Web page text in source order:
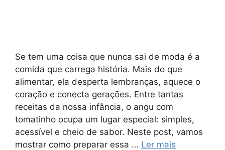
Se tem uma coisa que nunca sai de moda é a
comida que carrega história. Mais do que
alimentar, ela desperta lembranças, aquece o
coração e conecta gerações. Entre tantas
receitas da nossa infância, o angu com
tomatinho ocupa um lugar especial: simples,
acessível e cheio de sabor. Neste post, vamos
mostrar como preparar essa … Ler mais